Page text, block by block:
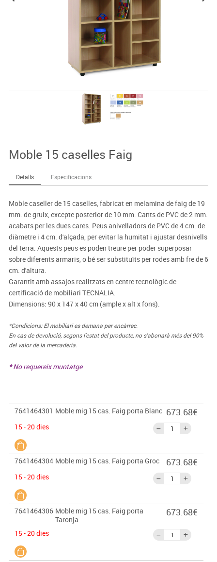
Moble 15 caselles Faig
Detalls Especificacions
Moble caseller de 15 caselles, fabricat en melamina de faig de 19
mm. de gruix, excepte posterior de 10 mm. Cants de PVC de 2 mm.
acabats per les dues cares. Peus anivelladors de PVC de 4 cm. de
diàmetre i 4 cm. d'alçada, per evitar la humitat i ajustar desnivells
del terra. Aquests peus es poden treure per poder superposar
sobre diferents armaris, o bé ser substituïts per rodes amb fre de 6
cm. d'altura.
Garantit amb assajos realitzats en centre tecnològic de
certificació de mobiliari TECNALIA.
Dimensions: 90 x 147 x 40 cm (ample x alt x fons).
*Condicions: El mobiliari es demana per encàrrec.
En cas de devolució, segons l'estat del producte, no s'abonarà més del 90%
del valor de la mercaderia.
* No requereix muntatge
7641464301 Moble mig 15 cas. Faig porta Blanc
15 - 20 dies
673.68€
7641464304 Moble mig 15 cas. Faig porta Groc
15 - 20 dies
673.68€
7641464306 Moble mig 15 cas. Faig porta
Taronja
15 - 20 dies
673.68€